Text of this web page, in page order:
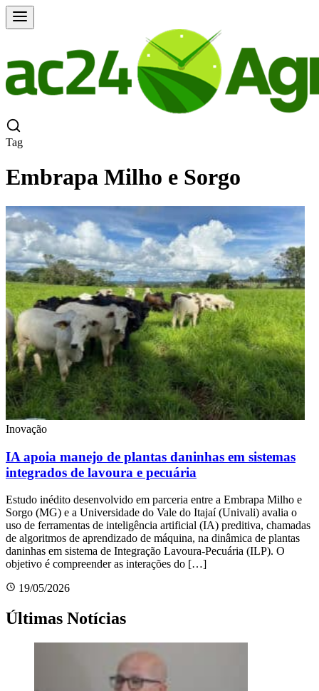
Tag
Embrapa Milho e Sorgo
Inovação
IA apoia manejo de plantas daninhas em sistemas
integrados de lavoura e pecuária
Estudo inédito desenvolvido em parceria entre a Embrapa Milho e
Sorgo (MG) e a Universidade do Vale do Itajaí (Univali) avalia o
uso de ferramentas de inteligência artificial (IA) preditiva, chamadas
de algoritmos de aprendizado de máquina, na dinâmica de plantas
daninhas em sistema de Integração Lavoura-Pecuária (ILP). O
objetivo é compreender as interações do […]
19/05/2026
Últimas Notícias